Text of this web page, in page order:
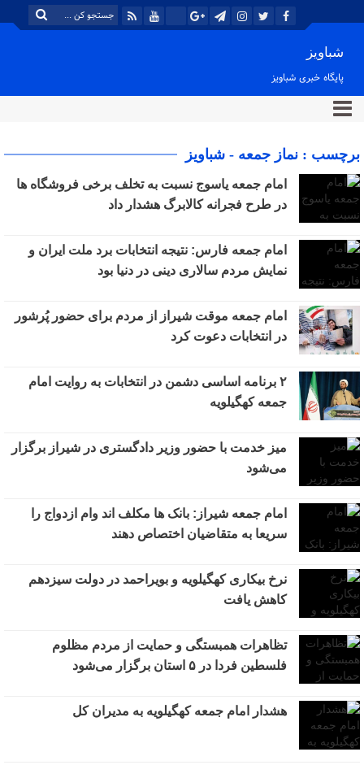
شباویز
پایگاه خبری شباویز
برچسب : نماز جمعه - شباویز
امام جمعه یاسوج نسبت به تخلف برخی فروشگاه ها
در طرح فجرانه کالابرگ هشدار داد
امام جمعه فارس: نتیجه انتخابات برد ملت ایران و
نمایش مردم سالاری دینی در دنیا بود
امام جمعه موقت شیراز از مردم برای حضور پُرشور
در انتخابات دعوت کرد
۲ برنامه اساسی دشمن در انتخابات به روایت امام
جمعه کهگیلویه
میز خدمت با حضور وزیر دادگستری در شیراز برگزار
می‌شود
امام جمعه شیراز: بانک ها مکلف اند وام ازدواج را
سریعا به متقاضیان اختصاص دهند
نرخ بیکاری کهگیلویه و بویراحمد در دولت سیزدهم
کاهش یافت
تظاهرات همبستگی و حمایت از مردم مظلوم
فلسطین فردا در ۵ استان برگزار می‌شود
هشدار امام جمعه کهگیلویه به مدیران کل